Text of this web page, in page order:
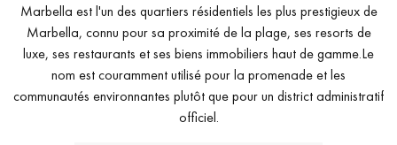
Marbella est l'un des quartiers résidentiels les plus prestigieux de
Marbella, connu pour sa proximité de la plage, ses resorts de
luxe, ses restaurants et ses biens immobiliers haut de gamme.Le
nom est couramment utilisé pour la promenade et les
communautés environnantes plutôt que pour un district administratif
officiel.